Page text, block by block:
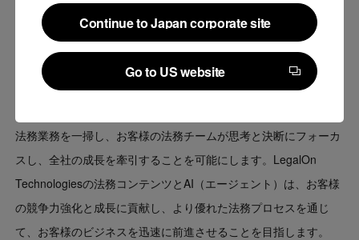
Continue to Japan corporate site
Continue to Japan corporate site
Go to US website
Go to US website
■「LegalOn: World Leading Legal AI」について
（ URL：
https://www.legalon-cloud.com/）
法務業務を一掃し、お客様の法務チームが思考と決断にフォーカ
スし、全社の成長を牽引することを可能にします。LegalOn
Technologiesの法務コンテンツとAI（エージェント）は、お客様
の競争力強化と成長に貢献し、より優れた法務プロセスを通じ
て、お客様のビジネスを迅速に前進させることを目指します。